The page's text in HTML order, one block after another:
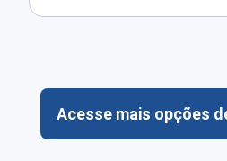
Acesse mais opções